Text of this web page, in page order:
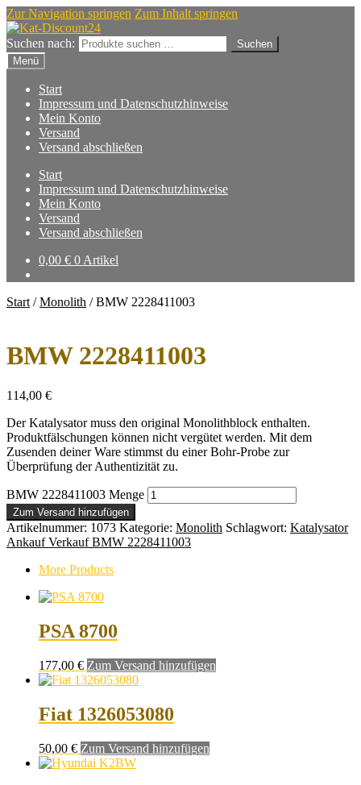
Zur Navigation springen Zum Inhalt springen
Suchen nach:
Suchen
Menü
Start
Impressum und Datenschutzhinweise
Mein Konto
Versand
Versand abschließen
Start
Impressum und Datenschutzhinweise
Mein Konto
Versand
Versand abschließen
0,00 € 0 Artikel
Start /Monolith /BMW 2228411003
BMW 2228411003
114,00 €
Der Katalysator muss den original Monolithblock enthalten.
Produktfälschungen können nicht vergütet werden. Mit dem
Zusenden deiner Ware stimmst du einer Bohr-Probe zur
Überprüfung der Authentizität zu.
BMW 2228411003 Menge
Zum Versand hinzufügen
Artikelnummer: 1073 Kategorie: Monolith Schlagwort: Katalysator
Ankauf Verkauf BMW 2228411003
More Products
PSA 8700
177,00 € Zum Versand hinzufügen
Fiat 1326053080
50,00 € Zum Versand hinzufügen